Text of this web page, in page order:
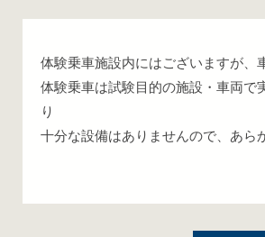
体験乗車施設内にはございますが、
体験乗車は試験目的の施設・車両で
り
十分な設備はありませんので、あら